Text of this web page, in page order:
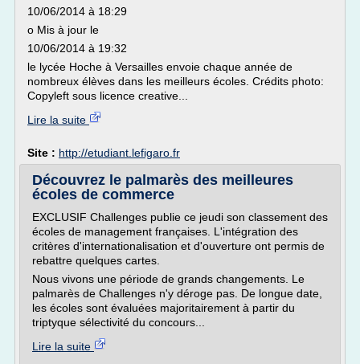
10/06/2014 à 18:29
o Mis à jour le
10/06/2014 à 19:32
le lycée Hoche à Versailles envoie chaque année de
nombreux élèves dans les meilleurs écoles. Crédits photo:
Copyleft sous licence creative...
Lire la suite
Site : http://etudiant.lefigaro.fr
Découvrez le palmarès des meilleures
écoles de commerce
EXCLUSIF Challenges publie ce jeudi son classement des
écoles de management françaises. L'intégration des
critères d'internationalisation et d'ouverture ont permis de
rebattre quelques cartes.
Nous vivons une période de grands changements. Le
palmarès de Challenges n'y déroge pas. De longue date,
les écoles sont évaluées majoritairement à partir du
triptyque sélectivité du concours...
Lire la suite